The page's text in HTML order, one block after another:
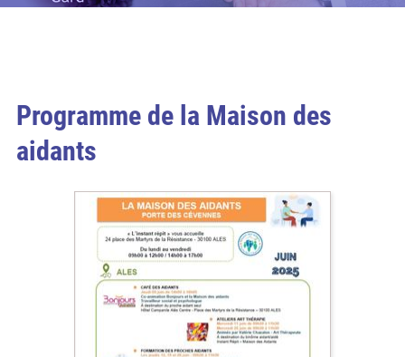
Programme de la Maison des
aidants